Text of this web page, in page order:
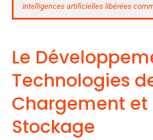
intelligences artificielles libérées
Le
Technologies
Chargement et
Stockage